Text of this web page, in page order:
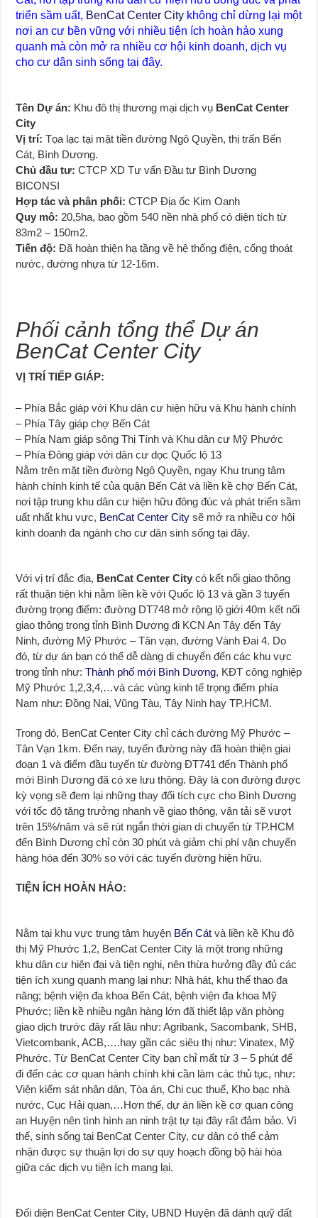
Đất Bình Dương giá rẻ khiến người mua bị sốc
Nhận ký gửi đất Green River City, Thới Hòa, Bến Cát, Bình Dương
triển sầm uất, BenCat Center City không chỉ dừng lại một
nơi an cư bền vững với nhiều tiện ích hoàn hảo xung
quanh mà còn mở ra nhiều cơ hội kinh doanh, dịch vụ
cho cư dân sinh sống tại đây.
Tên Dự án: Khu đô thị thương mại dịch vụ BenCat Center
City
Vị trí: Tọa lạc tại mặt tiền đường Ngô Quyền, thị trấn Bến
Cát, Bình Dương.
Chủ đầu tư: CTCP XD Tư vấn Đầu tư Bình Dương
BICONSI
Hợp tác và phân phối: CTCP Địa ốc Kim Oanh
Quy mô: 20,5ha, bao gồm 540 nền nhà phố có diện tích từ
83m2 – 150m2.
Tiến độ: Đã hoàn thiện hạ tầng về hệ thống điện, cống thoát
nước, đường nhựa từ 12-16m.
Phối cảnh tổng thể Dự án
BenCat Center City
VỊ TRÍ TIẾP GIÁP:
– Phía Bắc giáp với Khu dân cư hiện hữu và Khu hành chính
– Phía Tây giáp chợ Bến Cát
– Phía Nam giáp sông Thị Tính và Khu dân cư Mỹ Phước
– Phía Đông giáp với dân cư dọc Quốc lộ 13
Nằm trên mặt tiền đường Ngô Quyền, ngay Khu trung tâm
hành chính kinh tế của quận Bến Cát và liền kề chợ Bến Cát,
nơi tập trung khu dân cư hiện hữu đông đúc và phát triển sầm
uất nhất khu vực, BenCat Center City sẽ mở ra nhiều cơ hội
kinh doanh đa ngành cho cư dân sinh sống tại đây.
Với vị trí đắc địa, BenCat Center City có kết nối giao thông
rất thuận tiện khi nằm liền kề với Quốc lộ 13 và gần 3 tuyến
đường trọng điểm: đường DT748 mở rộng lộ giới 40m kết nối
giao thông trong tỉnh Bình Dương đi KCN An Tây đến Tây
Ninh, đường Mỹ Phước – Tân vạn, đường Vành Đai 4. Do
đó, từ dự án bạn có thể dễ dàng di chuyển đến các khu vực
trong tỉnh như:Thành phố mới Bình Dương, KĐT công nghiệp
Mỹ Phước 1,2,3,4,…và các vùng kinh tế trọng điểm phía
Nam như: Đồng Nai, Vũng Tàu, Tây Ninh hay TP.HCM.
Trong đó, BenCat Center City chỉ cách đường Mỹ Phước –
Tân Vạn 1km. Đến nay, tuyến đường này đã hoàn thiện giai
đoạn 1 và điểm đầu tuyến từ đường ĐT741 đến Thành phố
mới Bình Dương đã có xe lưu thông. Đây là con đường được
kỳ vọng sẽ đem lại những thay đổi tích cực cho Bình Dương
với tốc độ tăng trưởng nhanh về giao thông, vận tải sẽ vượt
trên 15%/năm và sẽ rút ngắn thời gian di chuyển từ TP.HCM
đến Bình Dương chỉ còn 30 phút và giảm chi phí vận chuyển
hàng hóa đến 30% so với các tuyến đường hiện hữu.
TIỆN ÍCH HOÀN HẢO:
Nằm tại khu vực trung tâm huyện Bến Cát và liền kề Khu đô
thị Mỹ Phước 1,2, BenCat Center City là một trong những
khu dân cư hiện đại và tiện nghi, nên thừa hưởng đầy đủ các
tiện ích xung quanh mang lại như: Nhà hát, khu thể thao đa
năng; bệnh viện đa khoa Bến Cát, bệnh viện đa khoa Mỹ
Phước; liền kề nhiều ngân hàng lớn đã thiết lập văn phòng
giao dịch trước đây rất lâu như: Agribank, Sacombank, SHB,
Vietcombank, ACB,….hay gần các siêu thị như: Vinatex, Mỹ
Phước. Từ BenCat Center City bạn chỉ mất từ 3 – 5 phút để
đi đến các cơ quan hành chính khi cần làm các thủ tục, như:
Viện kiểm sát nhân dân, Tòa án, Chi cục thuế, Kho bạc nhà
nước, Cục Hải quan,…Hơn thế, dự án liền kề cơ quan công
an Huyện nên tình hình an ninh trật tự tại đây rất đảm bảo. Vì
thế, sinh sống tại BenCat Center City, cư dân có thể cảm
nhận được sự thuận lợi do sự quy hoạch đồng bộ hài hòa
giữa các dịch vụ tiện ích mang lại.
Đối diện BenCat Center City, UBND Huyện đã dành quỹ đất